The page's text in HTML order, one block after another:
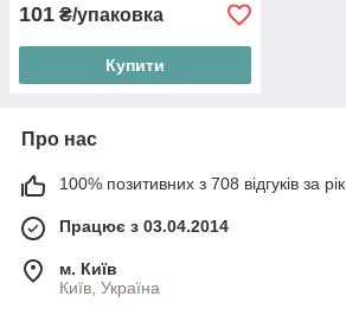
101 ₴/упаковка
Купити
Про нас
100% позитивних з 708 відгуків за рік
Працює з 03.04.2014
м. Київ
Київ, Україна